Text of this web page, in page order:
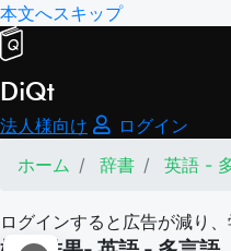
本文へスキップ
DiQt
法人様向け
ログイン
ホーム
辞書 英語 -
ログインすると広告が減り、